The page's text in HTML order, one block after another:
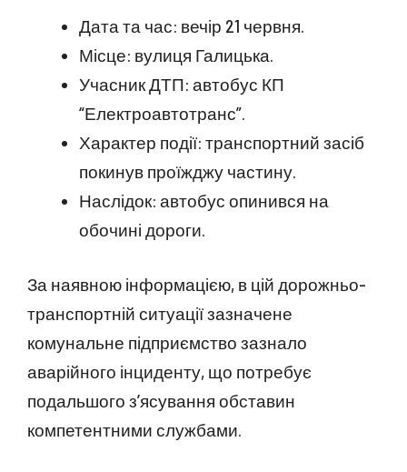
Дата та час: вечір 21 червня.
Місце: вулиця Галицька.
Учасник ДТП: автобус КП
“Електроавтотранс”.
Характер події: транспортний засіб
покинув проїжджу частину.
Наслідок: автобус опинився на
обочині дороги.
За наявною інформацією, в цій дорожньо-
транспортній ситуації зазначене
комунальне підприємство зазнало
аварійного інциденту, що потребує
подальшого з’ясування обставин
компетентними службами.